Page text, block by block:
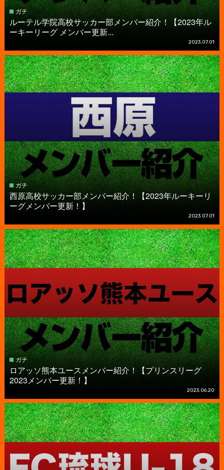
ガチ
ルーテル学院高校サッカー部メンバー紹介！【2023年ル
ーキーリーグ メンバー更新...
2023.07.01
ガチ
西原高校サッカー部メンバー紹介！【2023年ルーキーリ
ーグメンバー更新！】
2023.07.01
ガチ
ロアッソ熊本ユースメンバー紹介！【プリンスリーグ
2023メンバー更新！】
2023.06.20